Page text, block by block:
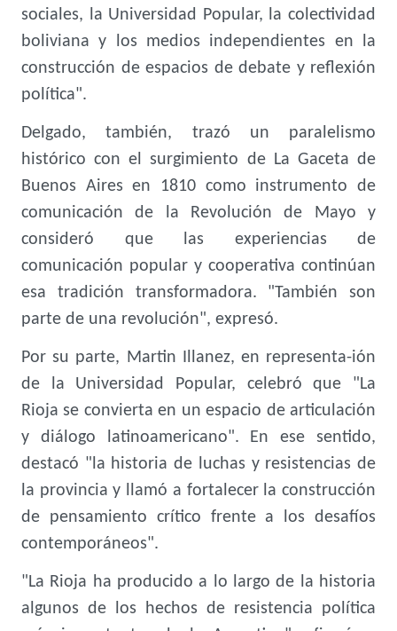
sociales, la Universidad Popular, la colectividad
boliviana y los medios independientes en la
construcción de espacios de debate y reflexión
política".
Delgado, también, trazó un paralelismo
histórico con el surgimiento de La Gaceta de
Buenos Aires en 1810 como instrumento de
comunicación de la Revolución de Mayo y
consideró que las experiencias de
comunicación popular y cooperativa continúan
esa tradición transformadora. "También son
parte de una revolución", expresó.
Por su parte, Martin Illanez, en representa-ión
de la Universidad Popular, celebró que "La
Rioja se convierta en un espacio de articulación
y diálogo latinoamericano". En ese sentido,
destacó "la historia de luchas y resistencias de
la provincia y llamó a fortalecer la construcción
de pensamiento crítico frente a los desafíos
contemporáneos".
"La Rioja ha producido a lo largo de la historia
algunos de los hechos de resistencia política